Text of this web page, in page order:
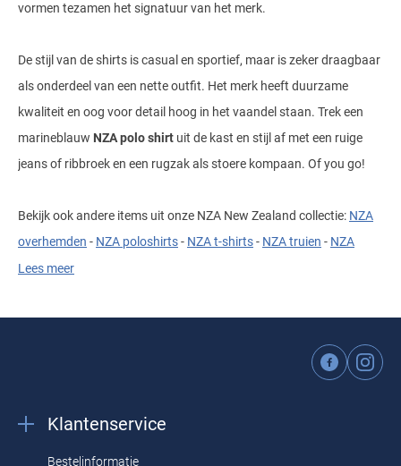
vormen tezamen het signatuur van het merk.
De stijl van de shirts is casual en sportief, maar is zeker draagbaar
als onderdeel van een nette outfit. Het merk heeft duurzame
kwaliteit en oog voor detail hoog in het vaandel staan. Trek een
marineblauw NZA polo shirt uit de kast en stijl af met een ruige
jeans of ribbroek en een rugzak als stoere kompaan. Of you go!
Bekijk ook andere items uit onze NZA New Zealand collectie: NZA
overhemden - NZA poloshirts- NZA t-shirts- NZA truien - NZA
vesten-NZA shorts
Materiaal en pasvorm
in de online shop
is gemaakt van puur katoen. Het gunstige van katoen is dat het
Lees meer
Klantenservice
Bestelinformatie